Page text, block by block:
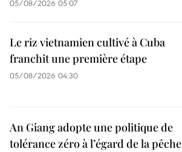
05/08/2026 05:07
Le riz vietnamien cultivé à Cuba
franchit une première étape
05/08/2026 04:30
An Giang adopte une politique de
tolérance zéro à l’égard de la pêche